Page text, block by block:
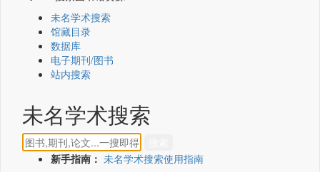
未名学术搜索
馆藏目录
数据库
电子期刊/图书
站内搜索
未名学术搜索
新手指南： 未名学术搜索使用指南